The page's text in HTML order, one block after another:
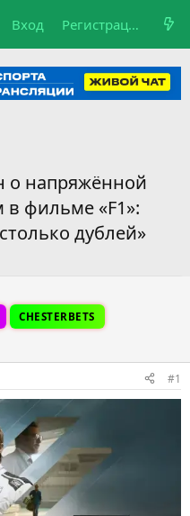
Вход Регистрация
о напряжённой
в фильме «F1»:
дублей»
CHESTERBETS
#1